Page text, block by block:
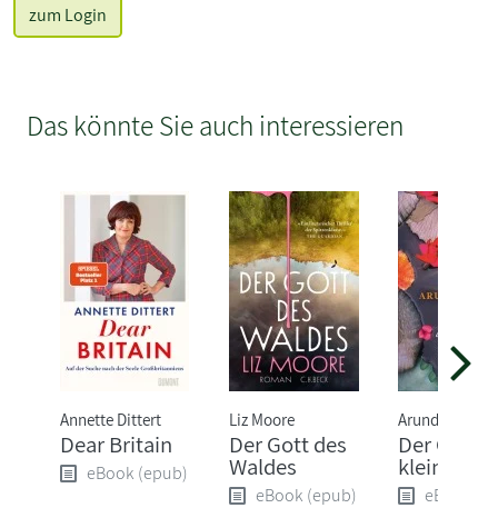
zum Login
Das könnte Sie auch interessieren
Annette Dittert
Dear Britain
eBook (epub)
Liz Moore
Der Gott des
Waldes
eBook (epub)
Arundhati Roy
Der Gott
kleinen
eBook